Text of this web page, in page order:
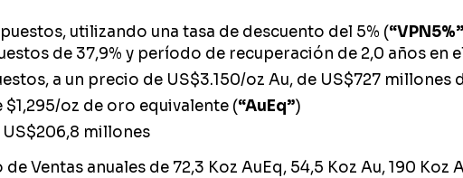
utilizando una tasa de descuento del 5% (“VPN5%”
de 37,9% y período de recuperación de 2,0 años en
a un precio de US$3.150/oz Au, de US$727 millones
$1,295/oz de oro equivalente (“AuEq”)
millones
Ventas anuales de 72,3 Koz AuEq, 54,5 Koz Au, 190 Koz